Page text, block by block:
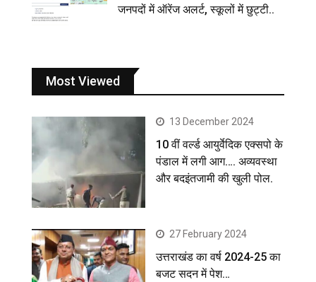
जनपदों में ऑरेंज अलर्ट, स्कूलों में छुट्टी..
Most Viewed
13 December 2024
10 वीं वर्ल्ड आयुर्वेदिक एक्सपो के
पंडाल में लगी आग…. अव्यवस्था
और बदइंतजामी की खुली पोल.
27 February 2024
उत्तराखंड का वर्ष 2024-25 का
बजट सदन में पेश…